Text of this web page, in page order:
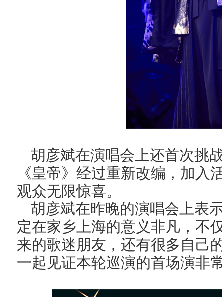
胡彦斌在演唱会上还首次挑
《皇帝》经过重新改编，加
观众无限惊喜。
胡彦斌在昨晚的演唱会上表
定在家乡上海的意义非凡，不
来的歌迷朋友，还有很多自己
一起见证本轮巡演的首场演非